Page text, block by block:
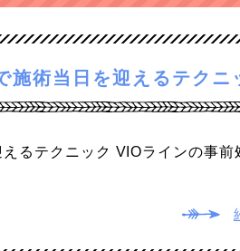
術当日を迎えるテクニ
るテクニック VIOラインの事前